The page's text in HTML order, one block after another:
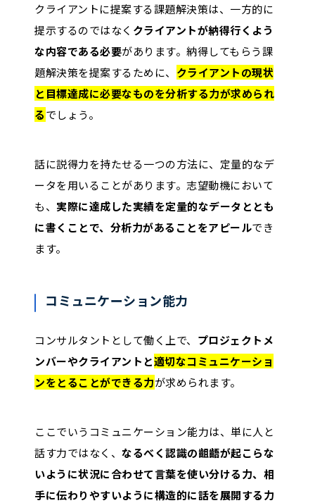
クライアントに提案する課題解決策は、一方的に
提示するのではなく クライアントが納得行くよう
な内容である必要があります。納得してもらう課
題解決策を提案するために、 クライアントの現状
と目標達成に必要なものを分析する力が求められ
るでしょう。
話に説得力を持たせる一つの方法に、定量的なデ
ータを用いることがあります。志望動機において
も、 実際に達成した実績を定量的なデータととも
に書くことで、分析力があることをアピールでき
ます。
コミュニケーション能力
コンサルタントとして働く上で、 プロジェクトメ
ンバーやクライアントと適切なコミュニケーショ
ンをとることができる力が求められます。
ここでいうコミュニケーション能力は、単に人と
話す力ではなく、 なるべく認識の齟齬が起こらな
いように状況に合わせて言葉を使い分ける力、相
手に伝わりやすいように構造的に話を展開する力